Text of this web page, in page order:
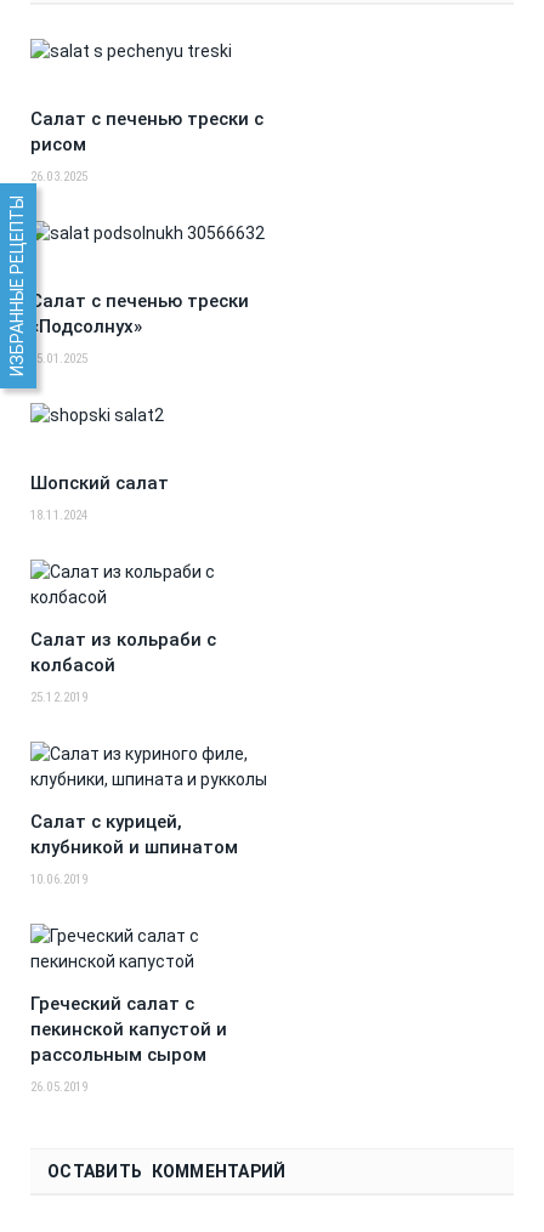
Салат с печенью трески с
рисом
26.03.2025
Салат с печенью трески
«Подсолнух»
15.01.2025
Шопский салат
18.11.2024
Салат из кольраби с
колбасой
25.12.2019
Салат с курицей,
клубникой и шпинатом
10.06.2019
Греческий салат с
пекинской капустой и
рассольным сыром
26.05.2019
ОСТАВИТЬ КОММЕНТАРИЙ
ИЗБРАННЫЕ РЕЦЕПТЫ